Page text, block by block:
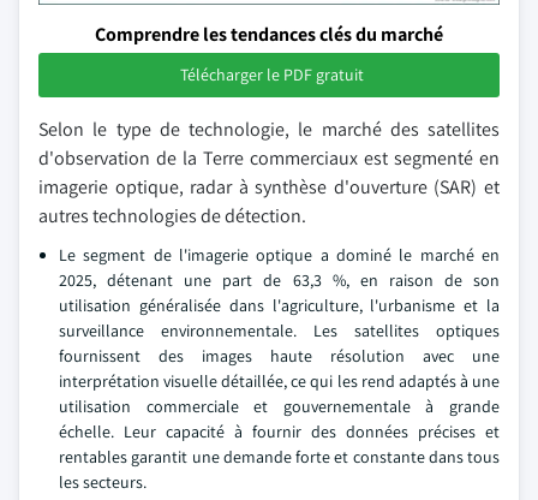
Comprendre les tendances clés du marché
Télécharger le PDF gratuit
Selon le type de technologie, le marché des satellites
d'observation de la Terre commerciaux est segmenté en
imagerie optique, radar à synthèse d'ouverture (SAR) et
autres technologies de détection.
Le segment de l'imagerie optique a dominé le marché en
2025, détenant une part de 63,3 %, en raison de son
utilisation généralisée dans l'agriculture, l'urbanisme et la
surveillance environnementale. Les satellites optiques
fournissent des images haute résolution avec une
interprétation visuelle détaillée, ce qui les rend adaptés à une
utilisation commerciale et gouvernementale à grande
échelle. Leur capacité à fournir des données précises et
rentables garantit une demande forte et constante dans tous
les secteurs.